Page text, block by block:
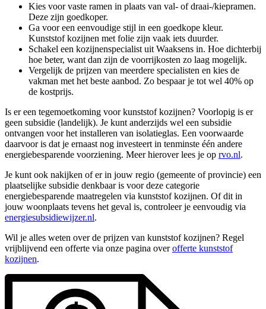
Kies voor vaste ramen in plaats van val- of draai-/kiepramen.
Deze zijn goedkoper.
Ga voor een eenvoudige stijl in een goedkope kleur.
Kunststof kozijnen met folie zijn vaak iets duurder.
Schakel een kozijnenspecialist uit Waaksens in. Hoe dichterbij
hoe beter, want dan zijn de voorrijkosten zo laag mogelijk.
Vergelijk de prijzen van meerdere specialisten en kies de
vakman met het beste aanbod. Zo bespaar je tot wel 40% op
de kostprijs.
Is er een tegemoetkoming voor kunststof kozijnen? Voorlopig is er
geen subsidie (landelijk). Je kunt anderzijds wel een subsidie
ontvangen voor het installeren van isolatieglas. Een voorwaarde
daarvoor is dat je ernaast nog investeert in tenminste één andere
energiebesparende voorziening. Meer hierover lees je op rvo.nl.
Je kunt ook nakijken of er in jouw regio (gemeente of provincie) een
plaatselijke subsidie denkbaar is voor deze categorie
energiebesparende maatregelen via kunststof kozijnen. Of dit in
jouw woonplaats tevens het geval is, controleer je eenvoudig via
energiesubsidiewijzer.nl.
Wil je alles weten over de prijzen van kunststof kozijnen? Regel
vrijblijvend een offerte via onze pagina overofferte kunststof
kozijnen.